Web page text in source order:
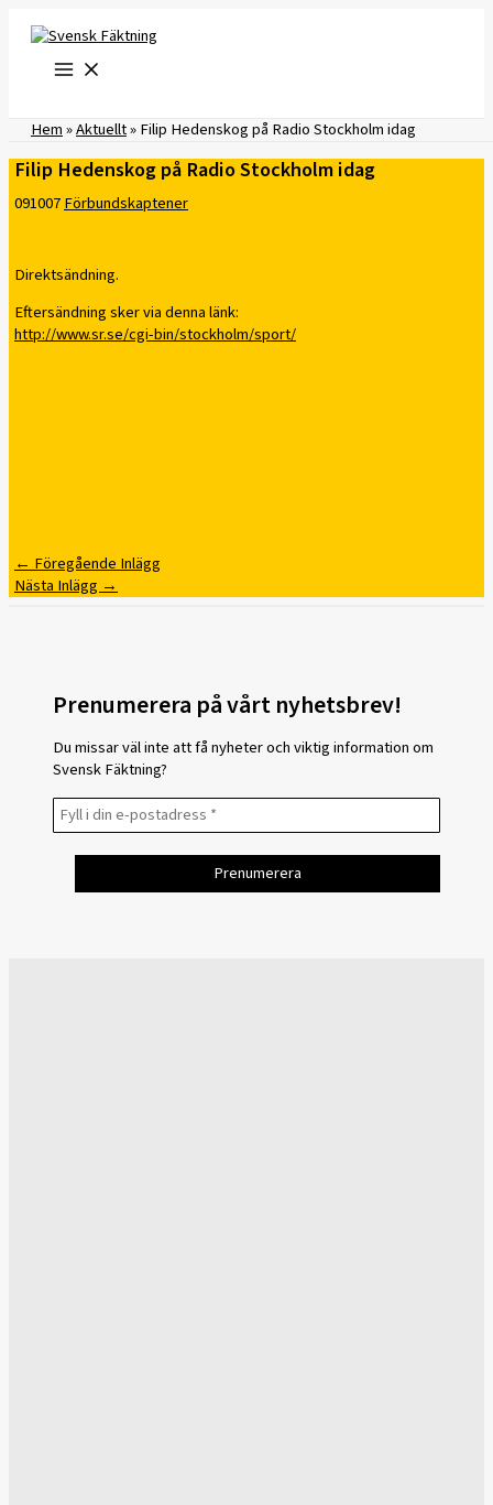
innehåll
Hem»Aktuellt»Filip Hedenskog på Radio Stockholm idag
Filip Hedenskog på Radio Stockholm idag
091007Förbundskaptener
Direktsändning.
Eftersändning sker via denna länk:
http://www.sr.se/cgi-bin/stockholm/sport/
← Föregående Inlägg
Nästa Inlägg →
Prenumerera på vårt nyhetsbrev!
Du missar väl inte att få nyheter och viktig information om
Svensk Fäktning?